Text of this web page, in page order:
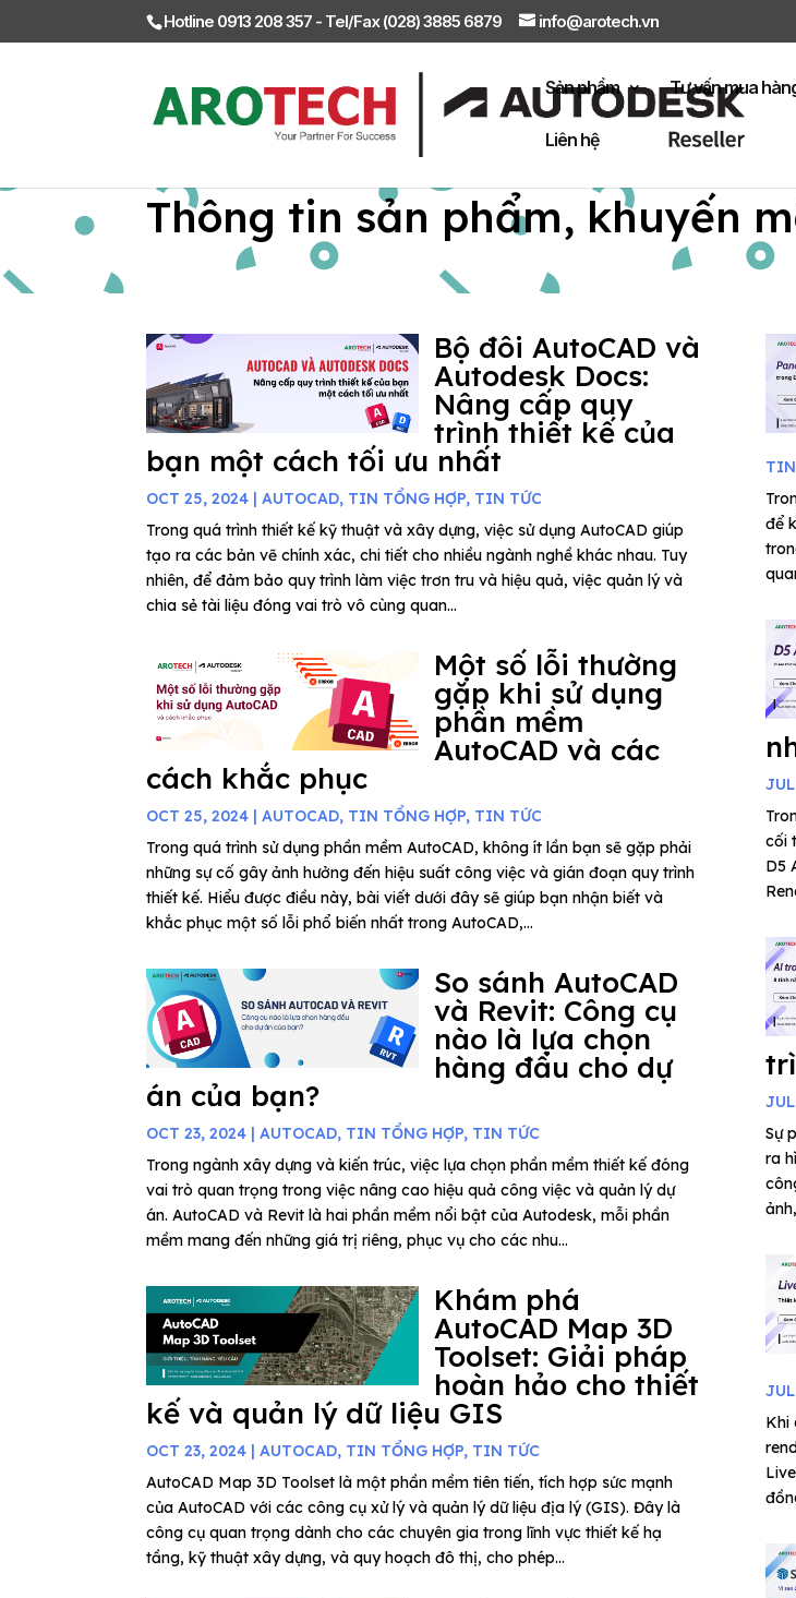
Hotline 0913 208 357 - Tel/Fax (028) 3885 6879 info@arotech.vn
Sản phẩm Tư vấn mua
Liên hệ
Thông tin sản phẩm, khuyến
Bộ đôi AutoCAD và
Autodesk Docs:
Nâng cấp quy
trình thiết kế của
bạn một cách tối ưu nhất
OCT 25, 2024 |AUTOCAD, TIN TỔNG HỢP, TIN TỨC
Trong quá trình thiết kế kỹ thuật và xây dựng, việc sử dụng AutoCAD giúp
tạo ra các bản vẽ chính xác, chi tiết cho nhiều ngành nghề khác nhau. Tuy
nhiên, để đảm bảo quy trình làm việc trơn tru và hiệu quả, việc quản lý và
chia sẻ tài liệu đóng vai trò vô cùng quan...
Một số lỗi thường
gặp khi sử dụng
phần mềm
AutoCAD và các
cách khắc phục
OCT 25, 2024 |AUTOCAD, TIN TỔNG HỢP, TIN TỨC
Trong quá trình sử dụng phần mềm AutoCAD, không ít lần bạn sẽ gặp phải
những sự cố gây ảnh hưởng đến hiệu suất công việc và gián đoạn quy trình
thiết kế. Hiểu được điều này, bài viết dưới đây sẽ giúp bạn nhận biết và
khắc phục một số lỗi phổ biến nhất trong AutoCAD,...
So sánh AutoCAD
và Revit: Công cụ
nào là lựa chọn
hàng đầu cho dự
án của bạn?
OCT 23, 2024 |AUTOCAD, TIN TỔNG HỢP, TIN TỨC
Trong ngành xây dựng và kiến trúc, việc lựa chọn phần mềm thiết kế đóng
vai trò quan trọng trong việc nâng cao hiệu quả công việc và quản lý dự
án. AutoCAD và Revit là hai phần mềm nổi bật của Autodesk, mỗi phần
mềm mang đến những giá trị riêng, phục vụ cho các nhu...
Khám phá
AutoCAD Map 3D
Toolset: Giải pháp
hoàn hảo cho thiết
kế và quản lý dữ liệu GIS
OCT 23, 2024 |AUTOCAD, TIN TỔNG HỢP, TIN TỨC
AutoCAD Map 3D Toolset là một phần mềm tiên tiến, tích hợp sức mạnh
của AutoCAD với các công cụ xử lý và quản lý dữ liệu địa lý (GIS). Đây là
công cụ quan trọng dành cho các chuyên gia trong lĩnh vực thiết kế hạ
tầng, kỹ thuật xây dựng, và quy hoạch đô thị, cho phép...
để
cối
D5
Sự
ra
Khi